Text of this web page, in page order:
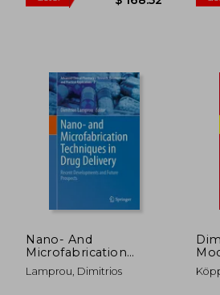
40%
dcto. $ 240.52
Nano- And
Microfabrication
Techniques in Drug
Delivery: Recent
Lamprou, Dimitrios